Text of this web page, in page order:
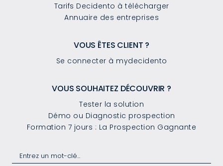
Tarifs Decidento à télécharger
Annuaire des entreprises
VOUS ÊTES CLIENT ?
Se connecter à mydecidento
VOUS SOUHAITEZ DÉCOUVRIR ?
Tester la solution
Démo ou Diagnostic prospection
Formation 7 jours : La Prospection Gagnante